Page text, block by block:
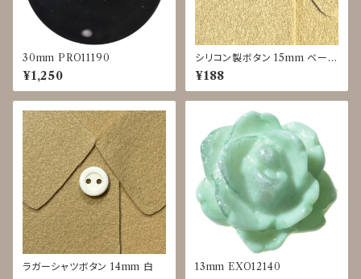
30mm PRO11190
¥1,250
シリコン製ボタン 15mm ベージ
ュ/カーキ/ネイビー/ブラック JI
R-0049
¥188
ラガーシャツボタン 14mm 白 13mm EXO12140